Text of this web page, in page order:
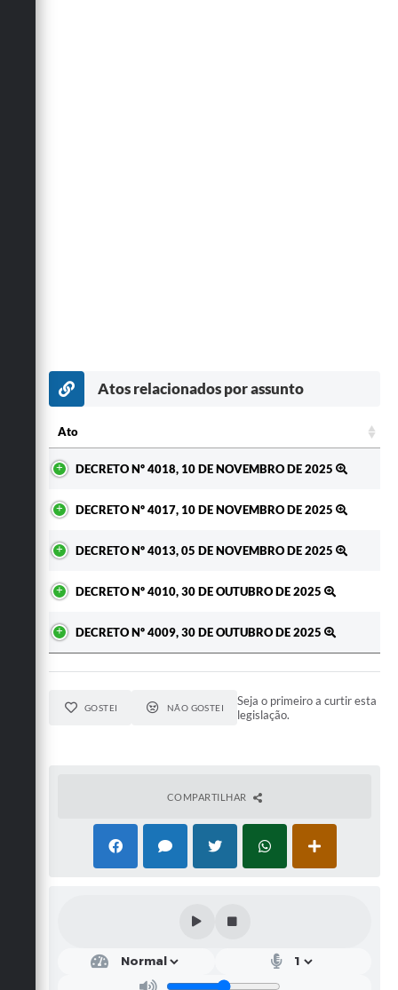
Atos relacionados por assunto
Ato
DECRETO Nº 4018, 10 DE NOVEMBRO DE 2025
DECRETO Nº 4017, 10 DE NOVEMBRO DE 2025
DECRETO Nº 4013, 05 DE NOVEMBRO DE 2025
DECRETO Nº 4010, 30 DE OUTUBRO DE 2025
DECRETO Nº 4009, 30 DE OUTUBRO DE 2025
GOSTEI NÃO GOSTEI
Seja o primeiro a curtir esta
legislação.
COMPARTILHAR